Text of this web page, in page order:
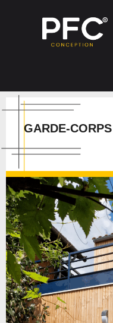
GARDE-